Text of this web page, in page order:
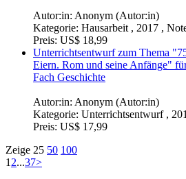
Autor:in: Anonym (Autor:in)
Kategorie: Hausarbeit , 2017 ,
Preis: US$ 18,99
Unterrichtsentwurf zum Thema
Eiern. Rom und seine Anfänge"
Fach Geschichte
Autor:in: Anonym (Autor:in)
Kategorie: Unterrichtsentwurf ,
Preis: US$ 17,99
Zeige 25 50 100
12...37>